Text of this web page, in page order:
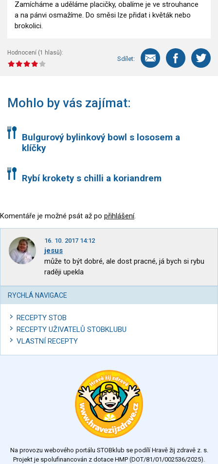
Zamícháme a uděláme placičky, obalíme je ve strouhance
a na pánvi osmažíme. Do směsi lze přidat i květák nebo
brokolici.
Hodnocení (1 hlasů):
Sdílet:
Mohlo by vás zajímat:
Bulgurový bylinkový bowl s lososem a
klíčky
Rybí krokety s chilli a koriandrem
Komentáře je možné psát až po přihlášení.
16. 10. 2017 14:12
jesus
může to být dobré, ale dost pracné, já bych si rybu
raději upekla
RYCHLÁ NAVIGACE
RECEPTY STOB
RECEPTY UŽIVATELŮ STOBKLUBU
VLASTNÍ RECEPTY
Na provozu webového portálu STOBklub se podílí Hravě žij zdravě z. s.
Projekt je spolufinancován z dotace HMP (DOT/81/01/002536/2025).